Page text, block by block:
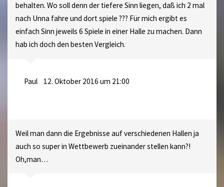
behalten. Wo soll denn der tiefere Sinn liegen, daß ich 2 mal
nach Unna fahre und dort spiele ??? Für mich ergibt es
einfach Sinn jeweils 6 Spiele in einer Halle zu machen. Dann
hab ich doch den besten Vergleich.
Paul 12. Oktober 2016 um 21:00
Weil man dann die Ergebnisse auf verschiedenen Hallen ja
auch so super in Wettbewerb zueinander stellen kann?!
Oh,man…